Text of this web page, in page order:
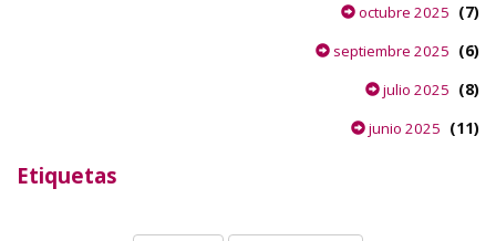
octubre 2025 (7)
septiembre 2025 (6)
julio 2025 (8)
junio 2025 (11)
Etiquetas